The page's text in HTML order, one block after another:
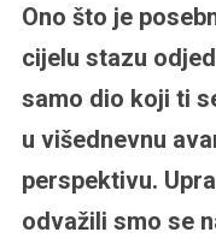
Ono što je
cijelu stazu
samo dio koji ti
u višednevnu
perspektivu.
odvažili smo se